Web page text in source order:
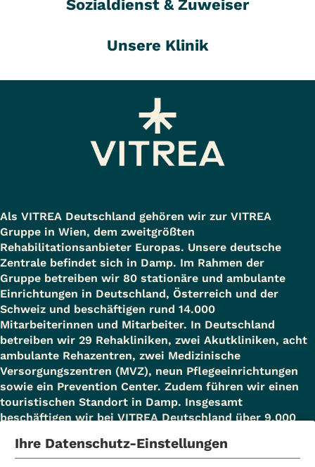
Sozialdienst & Zuweiser
Unsere Klinik
Als VITREA Deutschland gehören wir zur VITREA
Gruppe in Wien, dem zweitgrößten
Rehabilitationsanbieter Europas. Unsere deutsche
Zentrale befindet sich in Damp. Im Rahmen der
Gruppe betreiben wir 80 stationäre und ambulante
Einrichtungen in Deutschland, Österreich und der
Schweiz und beschäftigen rund 14.000
Mitarbeiterinnen und Mitarbeiter. In Deutschland
betreiben wir 29 Rehakliniken, zwei Akutkliniken, acht
ambulante Rehazentren, zwei Medizinische
Versorgungszentren (MVZ), neun Pflegeeinrichtungen
sowie ein Prevention Center. Zudem führen wir einen
touristischen Standort in Damp. Insgesamt
beschäftigen wir bei VITREA Deutschland über 9.000
Ihre Datenschutz-Einstellungen